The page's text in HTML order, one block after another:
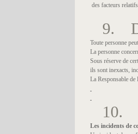
des facteurs
9.
Toute personne
La personne
Sous réserve de
ils sont inexacts,
La Responsable de
10.
Les incidents de